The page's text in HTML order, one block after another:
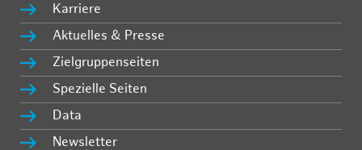
Karriere
Aktuelles & Presse
Zielgruppenseiten
Spezielle Seiten
Data
Newsletter